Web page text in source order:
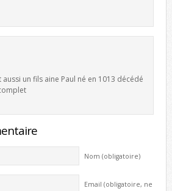
un fils aine Paul né en 1013 décédé
Nom (obligatoire)
Email (obligatoire, ne